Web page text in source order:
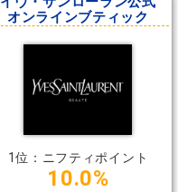
オンラインブティック
1位：ニフティポイント
10.0%